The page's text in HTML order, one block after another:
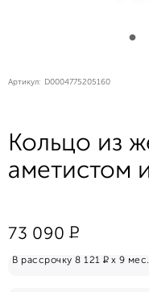
Артикул: D0004775205160
Кольцо из
аметистом
73 090 Р
В рассрочку 8 121 Рx 9 мес.